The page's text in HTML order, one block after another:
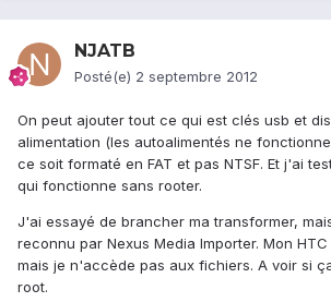
NJATB
Posté(e) 2 septembre 2012
On peut ajouter tout ce qui est clés usb et
alimentation (les autoalimentés ne
ce soit formaté en FAT et pas NTSF. Et j'ai
qui fonctionne sans rooter.
J'ai essayé de brancher ma transformer,
reconnu par Nexus Media Importer. Mon
mais je n'accède pas aux fichiers. A voir si
root.